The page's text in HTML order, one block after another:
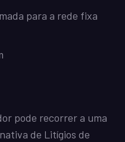
para a rede fixa
pode recorrer a uma
de Litígios de